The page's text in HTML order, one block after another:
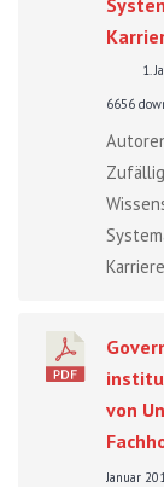
1.
6656
Zufällig
von
Januar